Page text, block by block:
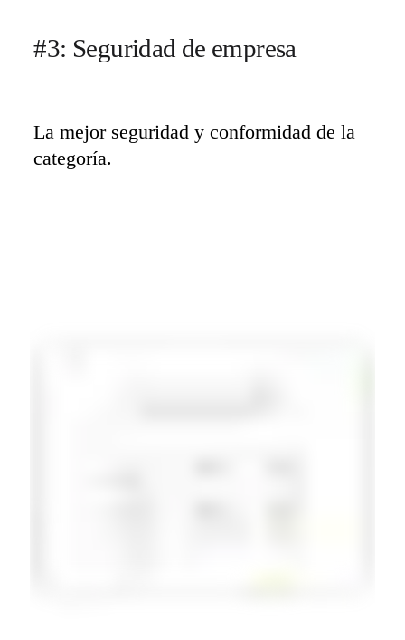
#3: Seguridad de empresa
La mejor seguridad y conformidad de la
categoría.